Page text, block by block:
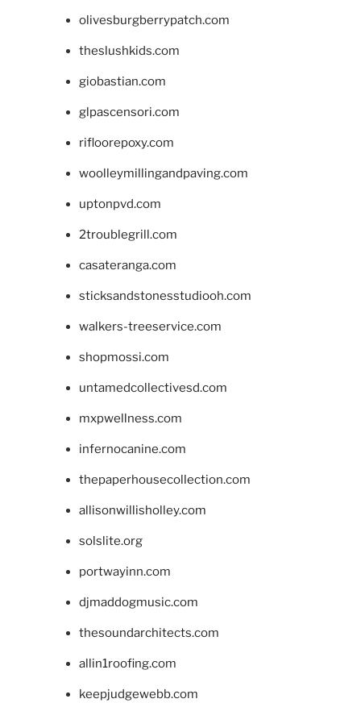
olivesburgberrypatch.com
theslushkids.com
giobastian.com
glpascensori.com
rifloorepoxy.com
woolleymillingandpaving.com
uptonpvd.com
2troublegrill.com
casateranga.com
sticksandstonesstudiooh.com
walkers-treeservice.com
shopmossi.com
untamedcollectivesd.com
mxpwellness.com
infernocanine.com
thepaperhousecollection.com
allisonwillisholley.com
solslite.org
portwayinn.com
djmaddogmusic.com
thesoundarchitects.com
allin1roofing.com
keepjudgewebb.com